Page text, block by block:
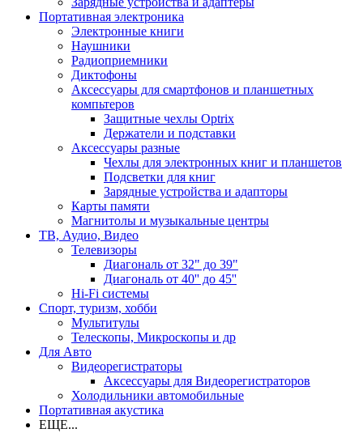
Портативная электроника
Электронные книги
Наушники
Радиоприемники
Диктофоны
Аксессуары для смартфонов и планшетных
компьтеров
Защитные чехлы Optrix
Держатели и подставки
Аксессуары разные
Чехлы для электронных книг и планшетов
Подсветки для книг
Зарядные устройства и адапторы
Карты памяти
Магнитолы и музыкальные центры
ТВ, Аудио, Видео
Телевизоры
Диагональ от 32" до 39"
Диагональ от 40'' до 45''
Hi-Fi системы
Спорт, туризм, хобби
Мультитулы
Телескопы, Микроскопы и др
Для Авто
Видеорегистраторы
Аксессуары для Видеорегистраторов
Холодильники автомобильные
Портативная акустика
ЕЩЕ...